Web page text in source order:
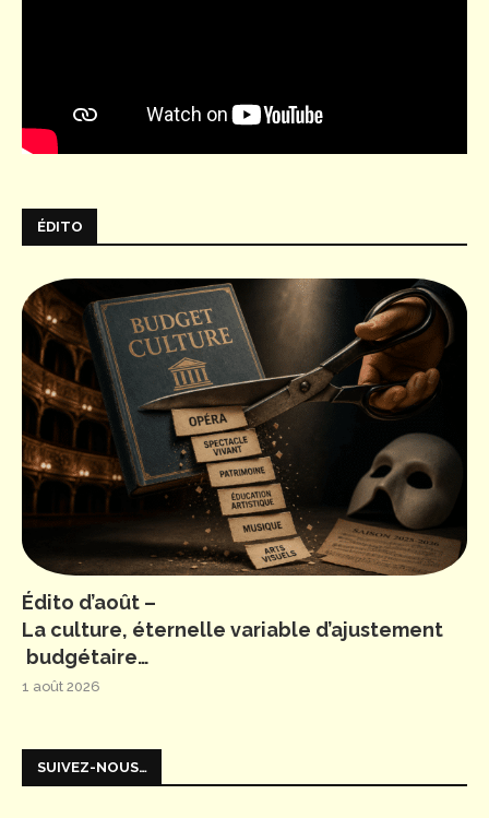
ÉDITO
Édito d’août –
La culture, éternelle variable d’ajustement
budgétaire…
1 août 2026
SUIVEZ-NOUS…